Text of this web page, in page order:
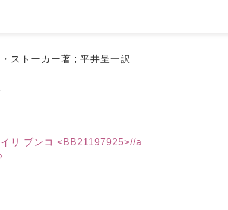
ストーカー著 ; 平井呈一訳
リ ブンコ <BB21197925>//a